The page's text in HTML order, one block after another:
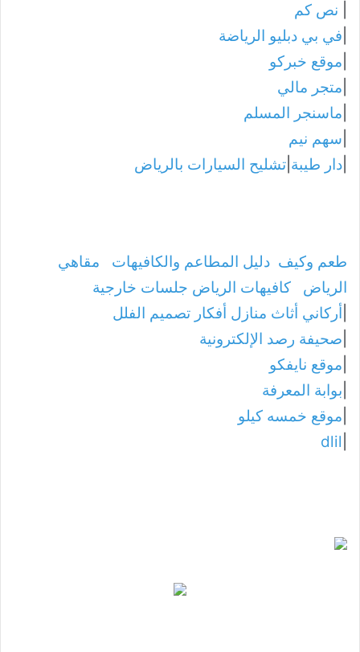
نص كم
في بي دبليو الرياضة
موقع خبركو
متجر مالي
ماسنجر المسلم
سهم نيم
دار طيبة تشليح السيارات بالرياض
طعم وكيف دليل المطاعم والكافيهات
مقاهي
الرياض
كافيهات الرياض جلسات خارجية
أركاني أثاث منازل أفكار تصميم الفلل
صحيفة رصد الإلكترونية
موقع نايفكو
بوابة المعرفة
موقع خمسه كيلو
dlil